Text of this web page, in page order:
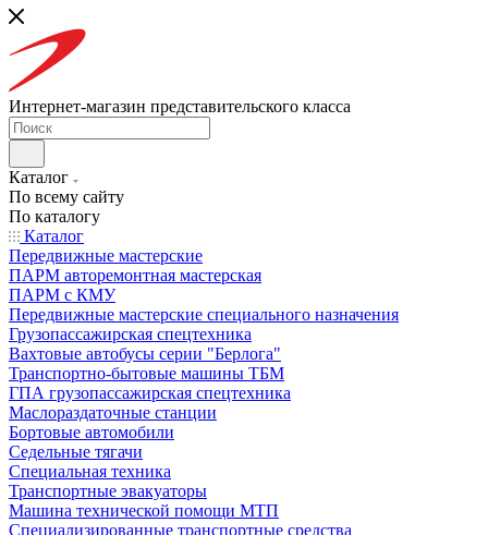
Интернет-магазин представительского класса
Каталог
По всему сайту
По каталогу
Каталог
Передвижные мастерские
ПАРМ авторемонтная мастерская
ПАРМ с КМУ
Передвижные мастерские специального назначения
Грузопассажирская спецтехника
Вахтовые автобусы серии "Берлога"
Транспортно-бытовые машины ТБМ
ГПА грузопассажирская спецтехника
Маслораздаточные станции
Бортовые автомобили
Седельные тягачи
Специальная техника
Транспортные эвакуаторы
Машина технической помощи МТП
Специализированные транспортные средства